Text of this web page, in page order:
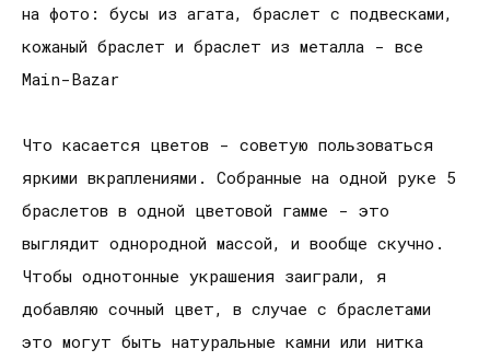
на фото: бусы из агата, браслет с подвесками,
кожаный браслет и браслет из металла - все
Main-Bazar
Что касается цветов - советую пользоваться
яркими вкраплениями. Собранные на одной руке 5
браслетов в одной цветовой гамме - это
выглядит однородной массой, и вообще скучно.
Чтобы однотонные украшения заиграли, я
добавляю сочный цвет, в случае с браслетами
это могут быть натуральные камни или нитка